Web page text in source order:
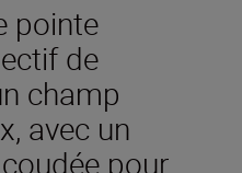
pointe
de
champ
avec un
pour